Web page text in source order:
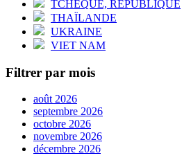
TCHÈQUE, RÉPUBLIQUE
THAÏLANDE
UKRAINE
VIET NAM
Filtrer par mois
août 2026
septembre 2026
octobre 2026
novembre 2026
décembre 2026